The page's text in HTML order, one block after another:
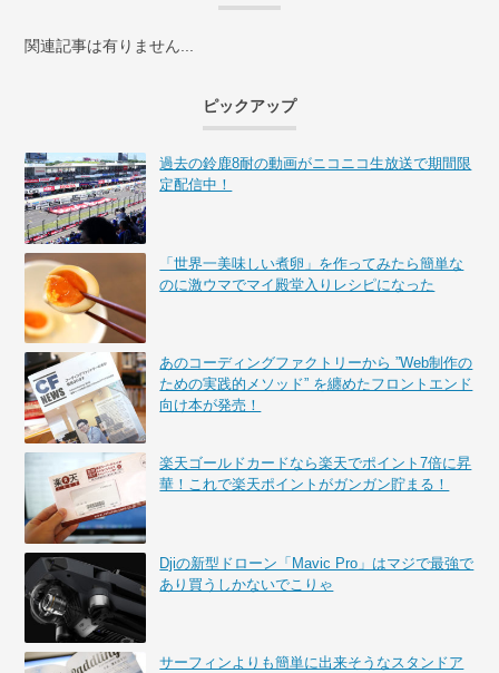
関連記事は有りません...
ピックアップ
過去の鈴鹿8耐の動画がニコニコ生放送で期間限
定配信中！
「世界一美味しい煮卵」を作ってみたら簡単な
のに激ウマでマイ殿堂入りレシピになった
あのコーディングファクトリーから ”Web制作の
ための実践的メソッド” を纏めたフロントエンド
向け本が発売！
楽天ゴールドカードなら楽天でポイント7倍に昇
華！これで楽天ポイントがガンガン貯まる！
Djiの新型ドローン「Mavic Pro」はマジで最強で
あり買うしかないでこりゃ
サーフィンよりも簡単に出来そうなスタンドア